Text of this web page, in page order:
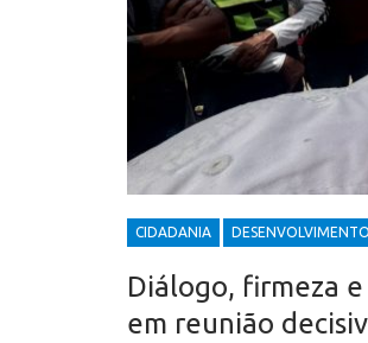
CIDADANIA
Diálogo, firmeza
em reunião